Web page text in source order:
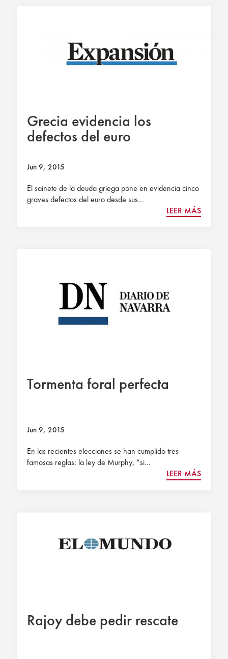
Grecia evidencia los
defectos del euro
Jun 9, 2015
El sainete de la deuda griega pone en evidencia cinco
graves defectos del euro desde sus...
LEER MÁS
Tormenta foral perfecta
Jun 9, 2015
En las recientes elecciones se han cumplido tres
famosas reglas: la ley de Murphy, “si...
LEER MÁS
Rajoy debe pedir rescate